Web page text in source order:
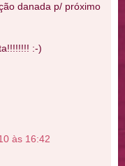
danada p/ próximo
:-)
às 16:42